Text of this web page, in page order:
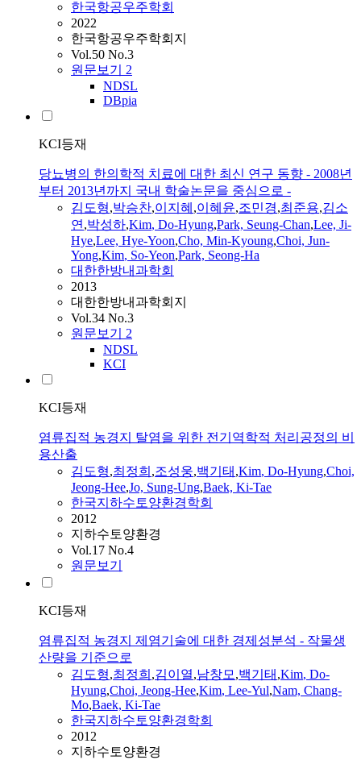
한국항공우주학회
2022
한국항공우주학회지
Vol.50 No.3
원문보기 2
NDSL
DBpia
KCI등재
당뇨병의 한의학적 치료에 대한 최신 연구 동향 - 2008년
부터 2013년까지 국내 학술논문을 중심으로 -
김도형,박승찬,이지혜 ,이혜윤,조민경,최준용,김소
연,박성하,Kim, Do-Hyung,Park, Seung-Chan,Lee, Ji-
Hye,Lee, Hye-Yoon,Cho, Min-Kyoung,Choi, Jun-
Yong,Kim, So-Yeon,Park, Seong-Ha
대한한방내과학회
2013
대한한방내과학회지
Vol.34 No.3
원문보기 2
NDSL
KCI
KCI등재
염류집적 농경지 탈염을 위한 전기역학적 처리공정의 비
용산출
김도형,최정희 ,조성웅,백기태 ,Kim, Do-Hyung,Choi,
Jeong-Hee,Jo, Sung-Ung,Baek, Ki-Tae
한국지하수토양환경학회
2012
지하수토양환경
Vol.17 No.4
원문보기
KCI등재
염류집적 농경지 제염기술에 대한 경제성분석 - 작물생
산량을 기준으로
김도형,최정희 ,김이열,남창모,백기태 ,Kim, Do-
Hyung,Choi, Jeong-Hee,Kim, Lee-Yul,Nam, Chang-
Mo,Baek, Ki-Tae
한국지하수토양환경학회
2012
지하수토양환경